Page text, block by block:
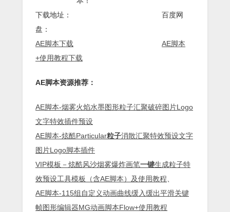
下载地址： 百度网
盘：
AE脚本下载
AE脚本
+使用教程下载
AE脚本资源推荐：
AE脚本-烟雾火焰水墨图形粒子汇聚破碎图片Logo
文字特效插件预设
AE脚本-炫酷Particular粒子消散汇聚特效预设文字
图片Logo脚本插件
VIP模板－炫酷风沙烟雾爆炸画笔一键生成粒子特
效预设工具模板（含AE脚本）及使用教程
AE脚本-115组自定义动画曲线缓入缓出平滑关键
帧图形编辑器MG动画脚本Flow+使用教程